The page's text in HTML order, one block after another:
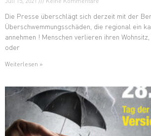
Die Presse überschlägt sich derzeit mit der
Überschwemmungsschäden, die regional ein
annehmen ! Menschen verlieren ihren
oder
Weiterlesen »